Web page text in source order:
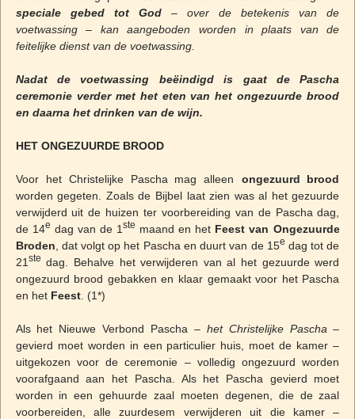
speciale gebed tot God– over de betekenis van de
voetwassing – kan aangeboden worden in plaats van de
feitelijke dienst van de voetwassing.
Nadat de voetwassing beëindigd is gaat de Pascha
ceremonie verder met het eten van het ongezuurde brood
en daarna het drinken van de wijn.
HET ONGEZUURDE BROOD
Voor het Christelijke Pascha mag alleen ongezuurd brood
worden gegeten. Zoals de Bijbel laat zien was al het gezuurde
verwijderd uit de huizen ter voorbereiding van de Pascha dag,
de 14e dag van de 1 ste maand en het Feest van Ongezuurde
Broden , dat volgt op het Pascha en duurt van de 15e dag tot de
21 ste dag. Behalve het verwijderen van al het gezuurde werd
ongezuurd brood gebakken en klaar gemaakt voor het Pascha
en het Feest. (1*)
Als het Nieuwe Verbond Pascha – het Christelijke Pascha –
gevierd moet worden in een particulier huis, moet de kamer –
uitgekozen voor de ceremonie – volledig ongezuurd worden
voorafgaand aan het Pascha. Als het Pascha gevierd moet
worden in een gehuurde zaal moeten degenen, die de zaal
voorbereiden, alle zuurdesem verwijderen uit die kamer –